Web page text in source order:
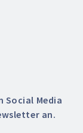
Social Media
an.